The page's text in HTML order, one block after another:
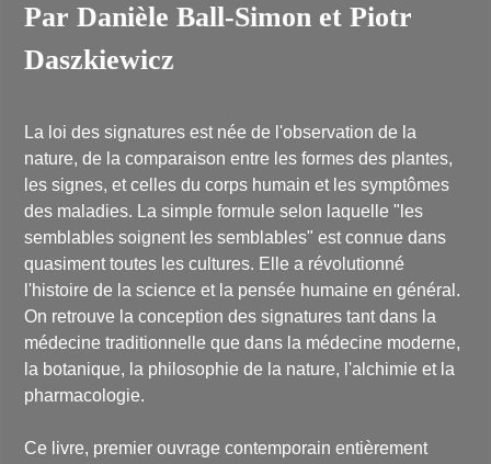
Par Danièle Ball-Simon et Piotr
Daszkiewicz
La loi des signatures est née de l'observation de la
nature, de la comparaison entre les formes des plantes,
les signes, et celles du corps humain et les symptômes
des maladies. La simple formule selon laquelle"les
semblables soignent les semblables" est connue dans
quasiment toutes les cultures. Elle a révolutionné
l'histoire de la science et la pensée humaine en général.
On retrouve la conception des signatures tant dans la
médecine traditionnelle que dans la médecine moderne,
la botanique, la philosophie de la nature, l'alchimie et la
pharmacologie.
Ce livre, premier ouvrage contemporain entièrement